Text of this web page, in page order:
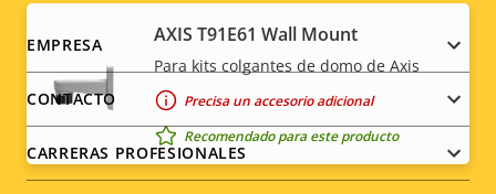
AXIS T91E61 Wall Mount
Para kits colgantes de domo de Axis
Precisa un accesorio adicional
Recomendado para este producto
Footer
menu
EMPRESA
CONTACTO
CARRERAS PROFESIONALES